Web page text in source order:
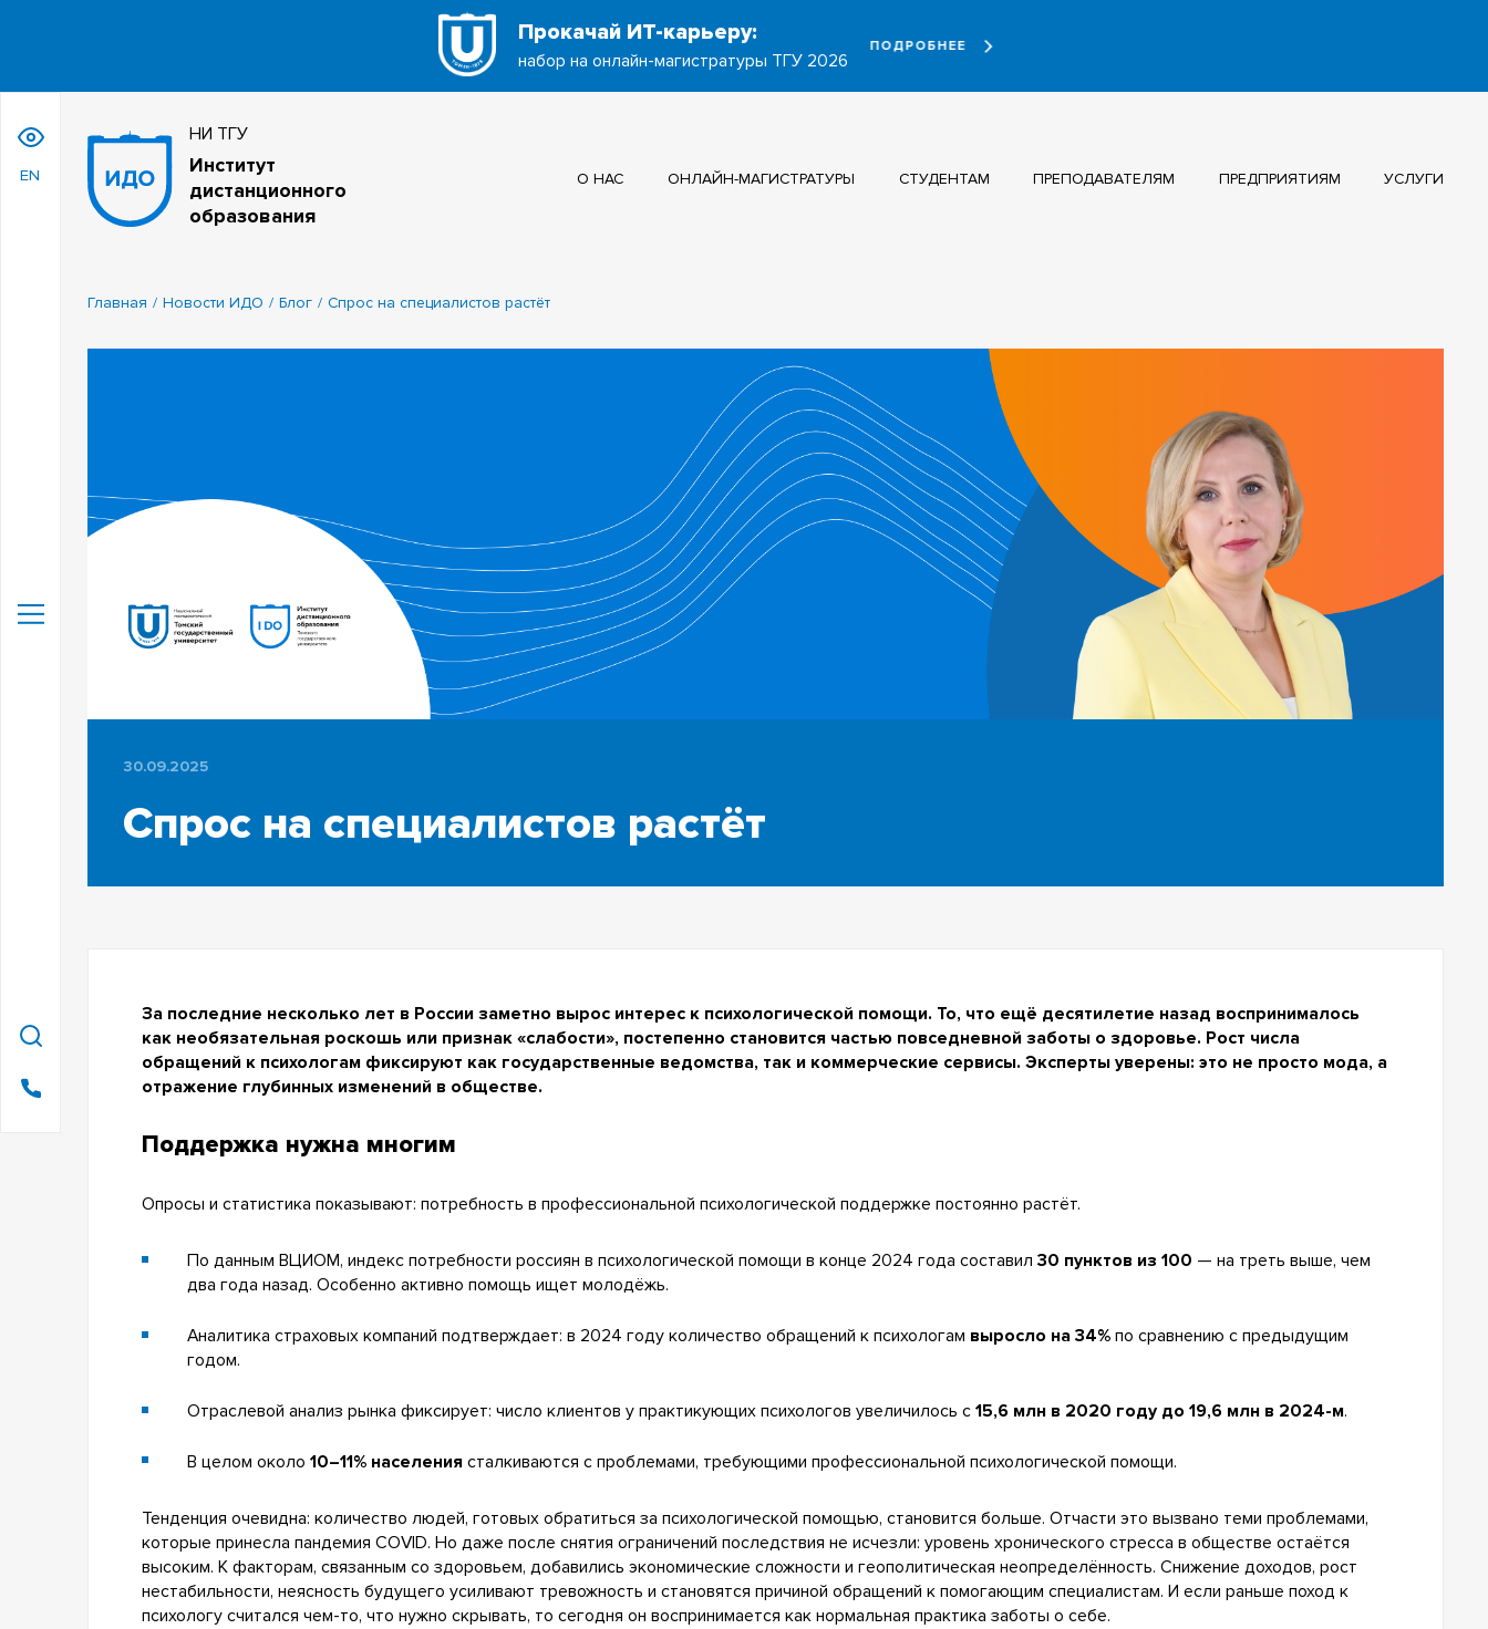
Прокачай ИТ-карьеру:
набор на онлайн-магистратуры ТГУ 2026
ПОДРОБНЕЕ
НИ ТГУ
Институт
дистанционного
образования
О НАС ОНЛАЙН-МАГИСТРАТУРЫ СТУДЕНТАМ ПРЕПОДАВАТЕЛЯМ ПРЕДПРИЯТИЯМ УСЛУГИ
Главная Новости ИДО Блог Спрос на специалистов растёт
30.09.2025
Спрос на специалистов растёт
За последние несколько лет в России заметно вырос интерес к психологической помощи. То, что ещё десятилетие назад воспринималось
как необязательная роскошь или признак «слабости», постепенно становится частью повседневной заботы о здоровье. Рост числа
обращений к психологам фиксируют как государственные ведомства, так и коммерческие сервисы. Эксперты уверены: это не просто мода, а
отражение глубинных изменений в обществе.
Поддержка нужна многим
Опросы и статистика показывают: потребность в профессиональной психологической поддержке постоянно растёт.
По данным ВЦИОМ, индекс потребности россиян в психологической помощи в конце 2024 года составил30 пунктов из 100 — на треть выше, чем
два года назад. Особенно активно помощь ищет молодёжь.
Аналитика страховых компаний подтверждает: в 2024 году количество обращений к психологам выросло на 34% по сравнению с предыдущим
годом.
Отраслевой анализ рынка фиксирует: число клиентов у практикующих психологов увеличилось с15,6 млн в 2020 году до 19,6 млн в 2024-м.
В целом около10–11% населения сталкиваются с проблемами, требующими профессиональной психологической помощи.
Тенденция очевидна: количество людей, готовых обратиться за психологической помощью, становится больше. Отчасти это вызвано теми проблемами,
которые принесла пандемия COVID. Но даже после снятия ограничений последствия не исчезли: уровень хронического стресса в обществе остаётся
высоким. К факторам, связанным со здоровьем, добавились экономические сложности и геополитическая неопределённость. Снижение доходов, рост
нестабильности, неясность будущего усиливают тревожность и становятся причиной обращений к помогающим специалистам. И если раньше поход к
психологу считался чем-то, что нужно скрывать, то сегодня он воспринимается как нормальная практика заботы о себе.
EN